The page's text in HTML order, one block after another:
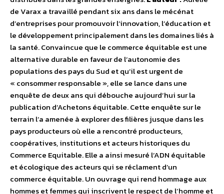
de Varax a travaillé pendant six ans dans le mécénat
d’entreprises pour promouvoir l’innovation, l’éducation et
le développement principalement dans les domaines liés à
la santé. Convaincue que le commerce équitable est une
alternative durable en faveur de l’autonomie des
populations des pays du Sud et qu’il est urgent de
« consommer responsable », elle se lance dans une
enquête de deux ans qui débouche aujourd’hui sur la
publication d’Achetons équitable. Cette enquête sur le
terrain l’a amenée à explorer des filières jusque dans les
pays producteurs où elle a rencontré producteurs,
coopératives, institutions et acteurs historiques du
Commerce Equitable. Elle a ainsi mesuré l’ADN équitable
et écologique des acteurs qui se réclament d’un
commerce équitable. Un ouvrage qui rend hommage aux
hommes et femmes qui inscrivent le respect de l’homme et